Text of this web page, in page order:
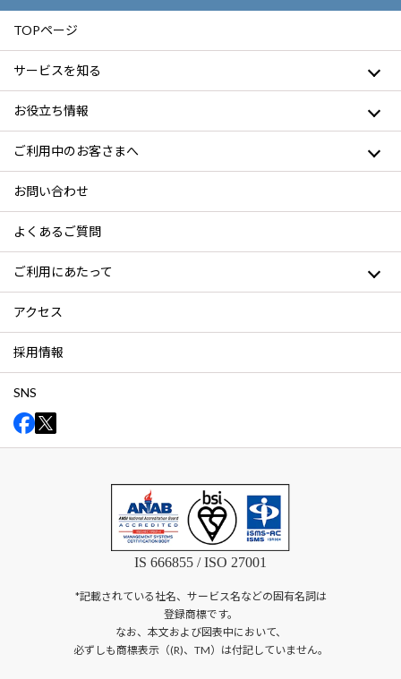
TOPページ
サービスを知る
お役立ち情報
ご利用中のお客さまへ
お問い合わせ
よくあるご質問
ご利用にあたって
アクセス
採用情報
SNS
IS 666855 / ISO 27001
*記載されている社名、サービス名などの固有名詞は
登録商標です。
なお、本文および図表中において、
必ずしも商標表示（(R)、TM）は付記していません。